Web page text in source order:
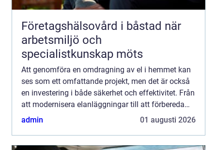
Företagshälsovård i båstad när
arbetsmiljö och
specialistkunskap möts
Att genomföra en omdragning av el i hemmet kan
ses som ett omfattande projekt, men det är också
en investering i både säkerhet och effektivitet. Från
att modernisera elanläggningar till att förbereda
hus f&o...
admin 01 augusti 2026